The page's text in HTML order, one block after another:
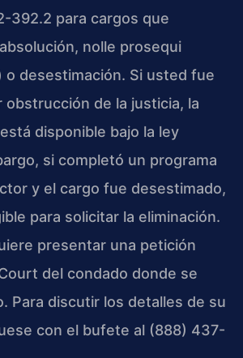
392.2 para cargos que
nolle prosequi
o desestimación. Si usted fue
obstrucción de la justicia, la
disponible bajo la ley
si completó un programa
y el cargo fue desestimado,
para solicitar la eliminación.
presentar una petición
del condado donde se
Para discutir los detalles de su
con el bufete al (888) 437-